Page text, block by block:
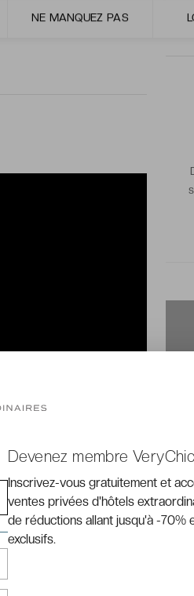
NE MANQUEZ PAS
de l’hôtel,
Devenez membre VeryChic
Inscrivez-vous gratuitement et
ventes privées d'hôtels
de réductions allant jusqu'à -70%
exclusifs.